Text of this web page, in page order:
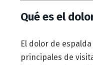
Qué es el
El dolor de
principales de